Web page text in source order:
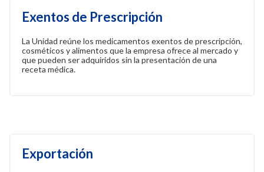
Exentos de Prescripción
La Unidad reúne los medicamentos exentos de prescripción,
cosméticos y alimentos que la empresa ofrece al mercado y
que pueden ser adquiridos sin la presentación de una
receta médica.
Exportación